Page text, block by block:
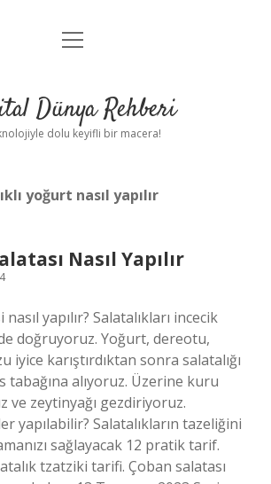
Anasayfa
Yasal Uyarı
menüyü
Dünya Rehberi
dolu keyifli bir macera!
yoğurt nasıl yapılır
Nasıl Yapılır
yapılır? Salatalıkları incecik
doğruyoruz. Yoğurt, dereotu,
iyice karıştırdıktan sonra salatalığı
tabağına alıyoruz. Üzerine kuru
ve zeytinyağı gezdiriyoruz.
yapılabilir? Salatalıkların tazeliğini
sağlayacak 12 pratik tarif.
tzatziki tarifi. Çoban salatası